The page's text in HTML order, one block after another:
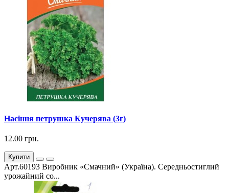
Насіння петрушка Кучерява (3г)
12.00 грн.
Купити
Арт.60193 Виробник «Смачний» (Україна). Середньостиглий
урожайний со...